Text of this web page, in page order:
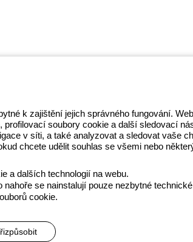
kde vyvíjíme
profesionály a
Všechny zásady AccessibilityKredity
coordination of Gewiss S.p.A. - P.IVA (IT)
k zajištění jejich správného fungování.
soubory cookie a další sledovací
v síti, a také analyzovat a sledovat vaše
chcete udělit souhlas se všemi nebo
a dalších technologií na webu.
nahoře se nainstalují pouze nezbytné
cookie.